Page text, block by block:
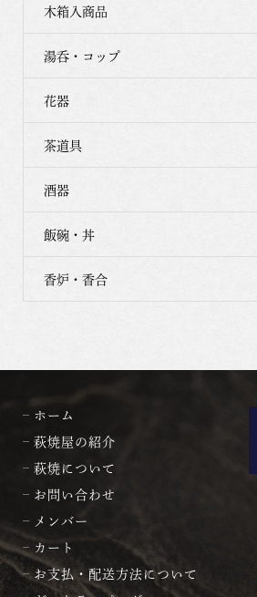
木箱入商品
湯呑・コップ
花器
茶道具
酒器
飯碗・丼
香炉・香合
ホーム
萩焼屋の紹介
萩焼について
お問い合わせ
メンバー
カート
お支払・配送方法について